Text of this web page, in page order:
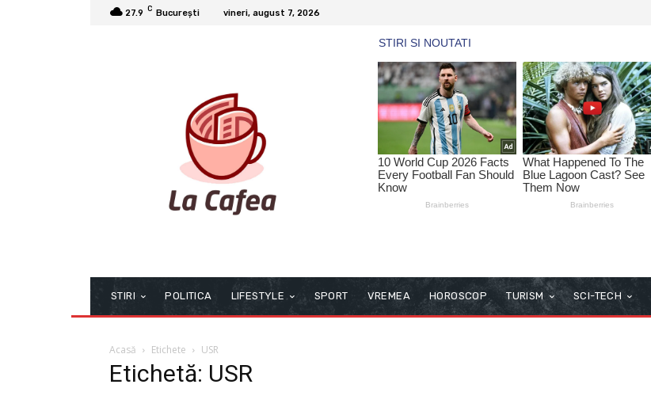
27.9 C București vineri, august 7, 2026
STIRI POLITICA LIFESTYLE SPORT VREMEA HOROSCOP TURISM SCI-TECH
Acasă Etichete USR
Etichetă: USR